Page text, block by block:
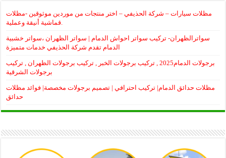
مظلات سيارات – شركة الحذيفي – اختر منتجات من موردين موثوقين -مظلات
سواترالظهران- تركيب سواتر احواش الدمام | سواتر الظهران ،سواتر خشبية
الدمام تقدم شركة الحذيفي خدمات متميزة
برجولات الدمام2025 , تركيب برجولات الخبر , تركيب برجولات الظهران , تركيب
برجولات الشرقية
مظلات حدائق الدمام| تركيب احترافي | تصميم برجولات مخصصة| فوائد مظلات
حدائق